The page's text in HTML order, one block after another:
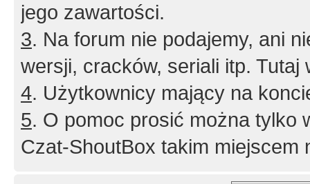
jego zawartości.
3. Na forum nie podajemy, ani
wersji, cracków, seriali itp. Tutaj
4. Użytkownicy mający na
5. O pomoc prosić można tylko
Czat-ShoutBox takim miejscem